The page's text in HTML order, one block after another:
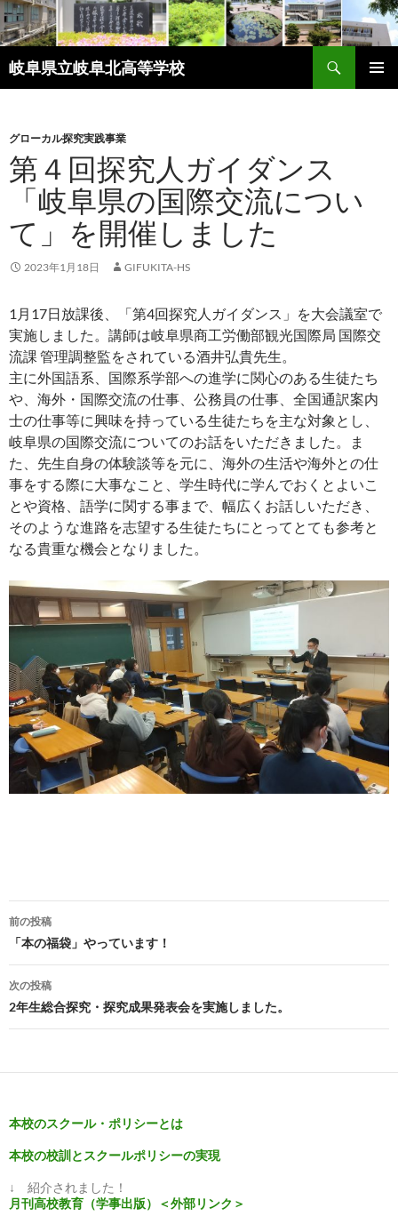
岐阜県立岐阜北高等学校
索
ン
ツ
へ
ッ
グローカル探究実践事業
第４回探究人ガイダンス
「岐阜県の国際交流につい
て」を開催しました
2023年1月18日 GIFUKITA-HS
1月17日放課後、「第4回探究人ガイダンス」を大会議室で
実施しました。講師は岐阜県商工労働部観光国際局 国際交
流課 管理調整監をされている酒井弘貴先生。
主に外国語系、国際系学部への進学に関心のある生徒たち
や、海外・国際交流の仕事、公務員の仕事、全国通訳案内
士の仕事等に興味を持っている生徒たちを主な対象とし、
岐阜県の国際交流についてのお話をいただきました。ま
た、先生自身の体験談等を元に、海外の生活や海外との仕
事をする際に大事なこと、学生時代に学んでおくとよいこ
とや資格、語学に関する事まで、幅広くお話しいただき、
そのような進路を志望する生徒たちにとってとても参考と
なる貴重な機会となりました。
投
稿
ナ
ビ
ー
ョ
ン
前の投稿
「本の福袋」やっています！
次の投稿
2年生総合探究・探究成果発表会を実施しました。
本校のスクール・ポリシーとは
本校の校訓とスクールポリシーの実現
↓ 紹介されました！
月刊高校教育（学事出版）＜外部リンク＞